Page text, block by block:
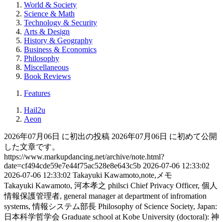
World & Society
Science & Math
Technology & Security
Arts & Design
History & Geography
Business & Economics
Philosophy
Miscellaneous
Book Reviews
Features
Hail2u
Aeon
2026年07月06日 に初出の投稿 2026年07月06日 に初めて公開
した文章です。
https://www.markupdancing.net/archive/note.html?
date=cf494cde59e7e44f75ac528e8e643c5b 2026-07-06 12:33:02
2026-07-06 12:33:02 Takayuki Kawamoto,note,メモ
Takayuki Kawamoto, 河本孝之 philsci Chief Privacy Officer, 個人
情報保護管理者, general manager at department of infromation
systems, 情報システム部長 Philosophy of Science Society, Japan:
日本科学哲学会 Graduate school at Kobe University (doctoral): 神